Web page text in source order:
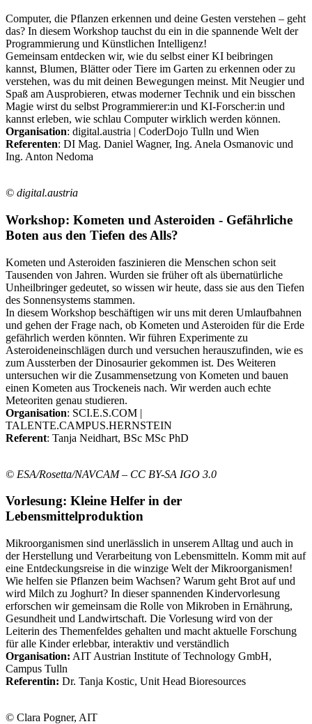
Computer, die Pflanzen erkennen und deine Gesten verstehen – geht
das? In diesem Workshop tauchst du ein in die spannende Welt der
Programmierung und Künstlichen Intelligenz!
Gemeinsam entdecken wir, wie du selbst einer KI beibringen
kannst, Blumen, Blätter oder Tiere im Garten zu erkennen oder zu
verstehen, was du mit deinen Bewegungen meinst. Mit Neugier und
Spaß am Ausprobieren, etwas moderner Technik und ein bisschen
Magie wirst du selbst Programmierer:in und KI-Forscher:in und
kannst erleben, wie schlau Computer wirklich werden können.
Organisation: digital.austria | CoderDojo Tulln und Wien
Referenten: DI Mag. Daniel Wagner, Ing. Anela Osmanovic und
Ing. Anton Nedoma
© digital.austria
Workshop: Kometen und Asteroiden - Gefährliche
Boten aus den Tiefen des Alls?
Kometen und Asteroiden faszinieren die Menschen schon seit
Tausenden von Jahren. Wurden sie früher oft als übernatürliche
Unheilbringer gedeutet, so wissen wir heute, dass sie aus den Tiefen
des Sonnensystems stammen.
In diesem Workshop beschäftigen wir uns mit deren Umlaufbahnen
und gehen der Frage nach, ob Kometen und Asteroiden für die Erde
gefährlich werden könnten. Wir führen Experimente zu
Asteroideneinschlägen durch und versuchen herauszufinden, wie es
zum Aussterben der Dinosaurier gekommen ist. Des Weiteren
untersuchen wir die Zusammensetzung von Kometen und bauen
einen Kometen aus Trockeneis nach. Wir werden auch echte
Meteoriten genau studieren.
Organisation: SCI.E.S.COM |
TALENTE.CAMPUS.HERNSTEIN
Referent: Tanja Neidhart, BSc MSc PhD
© ESA/Rosetta/NAVCAM – CC BY-SA IGO 3.0
Vorlesung: Kleine Helfer in der
Lebensmittelproduktion
Mikroorganismen sind unerlässlich in unserem Alltag und auch in
der Herstellung und Verarbeitung von Lebensmitteln. Komm mit auf
eine Entdeckungsreise in die winzige Welt der Mikroorganismen!
Wie helfen sie Pflanzen beim Wachsen? Warum geht Brot auf und
wird Milch zu Joghurt? In dieser spannenden Kindervorlesung
erforschen wir gemeinsam die Rolle von Mikroben in Ernährung,
Gesundheit und Landwirtschaft. Die Vorlesung wird von der
Leiterin des Themenfeldes gehalten und macht aktuelle Forschung
für alle Kinder erlebbar, interaktiv und verständlich
Organisation: AIT Austrian Institute of Technology GmbH,
Campus Tulln
Referentin: Dr. Tanja Kostic, Unit Head Bioresources
© Clara Pogner, AIT